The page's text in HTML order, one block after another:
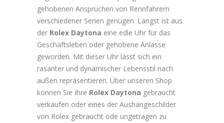
gehobenen Ansprüchen von Rennfahrern
verschiedener Serien genügen. Längst ist aus
der Rolex Daytona eine edle Uhr für das
Geschäftsleben oder gehobene Anlässe
geworden. Mit dieser Uhr lässt sich ein
rasanter und dynamischer Lebensstil nach
außen repräsentieren. Über unseren Shop
können Sie Ihre Rolex Daytona gebraucht
verkaufen oder eines der Aushängeschilder
von Rolex gebraucht ode ungetragen zu